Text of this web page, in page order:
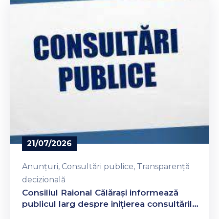
Contacte
21/07/2026
Anunțuri‚ Consultări publice‚ Transparență
decizională
Consiliul Raional Călăraşi informează
publicul larg despre inițierea consultărilor